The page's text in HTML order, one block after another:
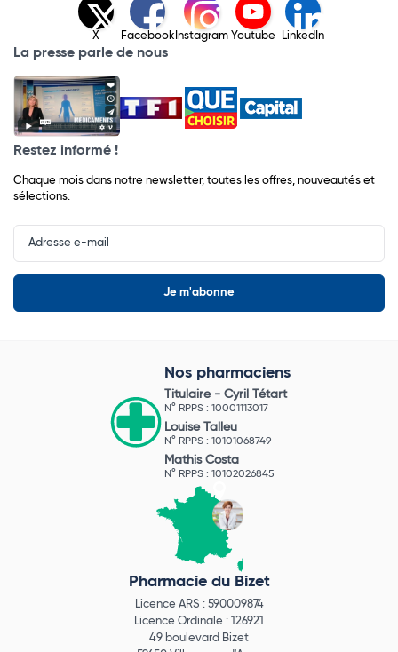
X Facebook Instagram Youtube LinkedIn
La presse parle de nous
Restez informé !
Chaque mois dans notre newsletter, toutes les offres, nouveautés et
sélections.
Input
Newsletter
Nos pharmaciens
Titulaire - Cyril Tétart
N° RPPS : 10001113017
Louise Talleu
N° RPPS : 10101068749
Mathis Costa
N° RPPS : 10102026845
Pharmacie du Bizet
Licence ARS : 590009874
Licence Ordinale : 126921
49 boulevard Bizet